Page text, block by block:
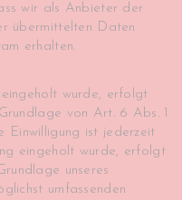
wir als Anbieter der
übermittelten Daten
erhalten.
wurde, erfolgt
von Art. 6 Abs. 1
Einwilligung ist jederzeit
eingeholt wurde, erfolgt
unseres
umfassenden